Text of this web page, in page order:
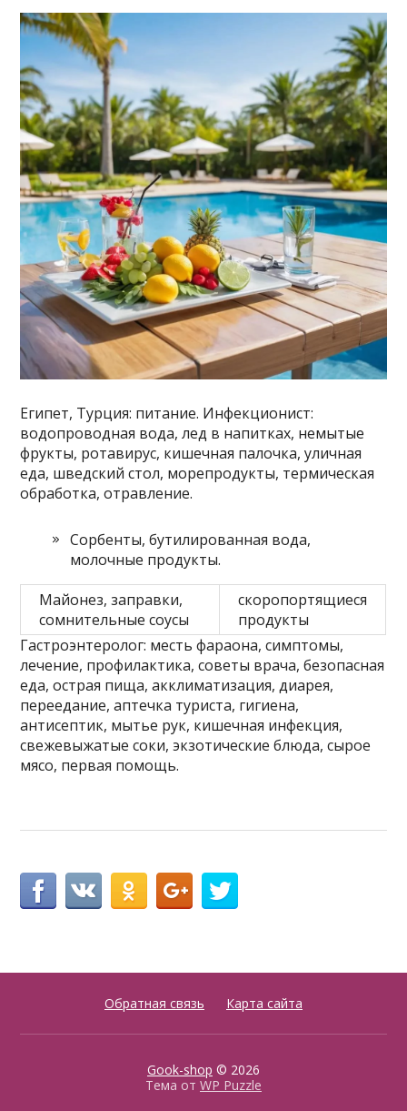
Египет, Турция: питание. Инфекционист:
водопроводная вода, лед в напитках, немытые
фрукты, ротавирус, кишечная палочка, уличная
еда, шведский стол, морепродукты, термическая
обработка, отравление.
Сорбенты, бутилированная вода,
молочные продукты.
Майонез, заправки,
сомнительные соусы
скоропортящиеся
продукты
Гастроэнтеролог: месть фараона, симптомы,
лечение, профилактика, советы врача, безопасная
еда, острая пища, акклиматизация, диарея,
переедание, аптечка туриста, гигиена,
антисептик, мытье рук, кишечная инфекция,
свежевыжатые соки, экзотические блюда, сырое
мясо, первая помощь.
Обратная связь Карта сайта
Gook-shop © 2026
Тема от WP Puzzle